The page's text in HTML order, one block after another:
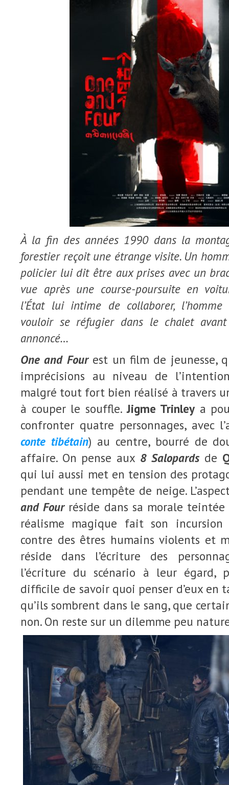
À la fin des années 1990 dans la
forestier reçoit une étrange visite. Un
policier lui dit être aux prises avec un
vue après une course-poursuite en
l’État lui intime de collaborer,
vouloir se réfugier dans le chalet avant
annoncé…
One and Fourest un film de jeunesse,
imprécisions au niveau de
malgré tout fort bien réalisé à travers
à couper le souffle.Jigme Trinley a
confronter quatre personnages, avec
conte tibétain) au centre, bourré de
affaire. On pense aux 8 Salopards de
qui lui aussi met en tension des
pendant une tempête de neige.
and Fourréside dans sa morale teintée
réalisme magique fait son
contre des êtres humains violents et
réside dans l’écriture des
l’écriture du scénario à leur égard,
difficile de savoir quoi penser d’eux en
qu’ils sombrent dans le sang, que
non. On reste sur un dilemme peu